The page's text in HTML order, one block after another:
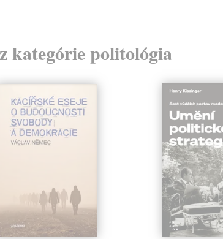
kategórie politológia